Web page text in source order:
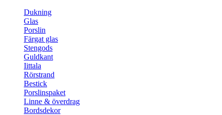
Dukning
Glas
Porslin
Färgat glas
Stengods
Guldkant
Iittala
Rörstrand
Bestick
Porslinspaket
Linne & överdrag
Bordsdekor